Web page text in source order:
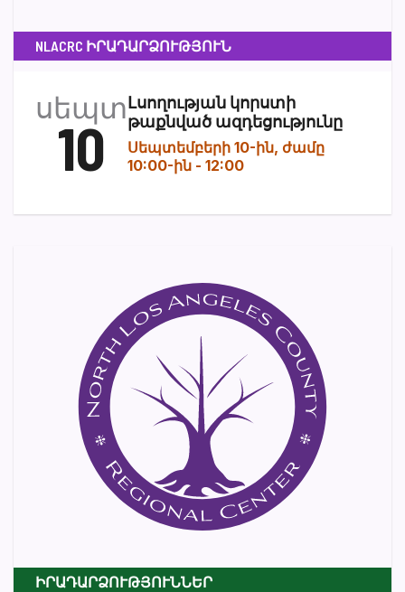
NLACRC ԻՐԱԴԱՐՁՈՒԹՅՈՒՆ
սեպտ
10
Լսողության կորստի
թաքնված ազդեցությունը
Սեպտեմբերի 10-ին, ժամը
10:00-ին - 12:00
ԻՐԱԴԱՐՁՈՒԹՅՈՒՆՆԵՐ